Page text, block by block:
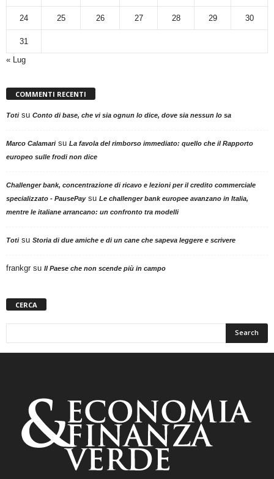
24 25 26 27 28 29 30
31
« Lug
COMMENTI RECENTI
Totisu Conto di base, che vi sia ognun lo dice, dove sia nessun lo sa
Marco Calamarisu La favola del rimborso immediato: quello che il Rapporto
europeo sulle frodi non dice
Challenger bank, concentrazione di ricavo e lezioni per il credito commerciale
specializzato - PausePaysu Le challenger bank europee avanzano in Italia,
mentre le italiane arrancano: un confronto tra modelli
Totisu Storia di due amiche e di un cane che sapeva leggere e scrivere
frankgr su Il Paese che non scende più in campo
CERCA